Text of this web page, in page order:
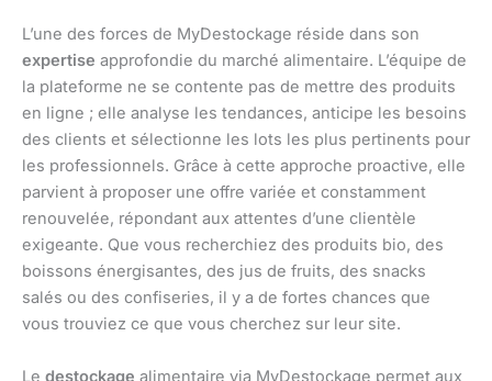
L’une des forces de MyDestockage réside dans son
expertise approfondie du marché alimentaire. L’équipe de
la plateforme ne se contente pas de mettre des produits
en ligne ; elle analyse les tendances, anticipe les besoins
des clients et sélectionne les lots les plus pertinents pour
les professionnels. Grâce à cette approche proactive, elle
parvient à proposer une offre variée et constamment
renouvelée, répondant aux attentes d’une clientèle
exigeante. Que vous recherchiez des produits bio, des
boissons énergisantes, des jus de fruits, des snacks
salés ou des confiseries, il y a de fortes chances que
vous trouviez ce que vous cherchez sur leur site.
Le destockage alimentaire via MyDestockage permet aux